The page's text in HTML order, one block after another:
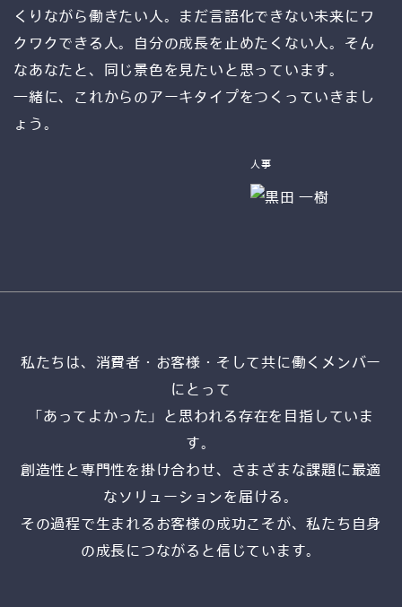
くりながら働きたい人。まだ言語化できない未来にワ
クワクできる人。自分の成長を止めたくない人。そん
なあなたと、同じ景色を見たいと思っています。
一緒に、これからのアーキタイプをつくっていきまし
ょう。
人事
私たちは、消費者・お客様・そして共に働くメンバー
にとって
「あってよかった」と思われる存在を目指していま
す。
創造性と専門性を掛け合わせ、さまざまな課題に最適
なソリューションを届ける。
その過程で生まれるお客様の成功こそが、私たち自身
の成長につながると信じています。